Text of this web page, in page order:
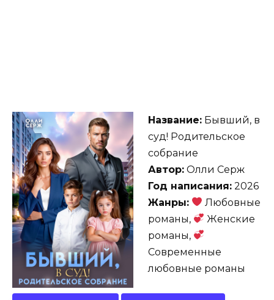
Название: Бывший, в
суд! Родительское
собрание
Автор: Олли Серж
Год написания: 2026
Жанры:
Любовные
романы,
Женские
романы,
Современные
любовные романы